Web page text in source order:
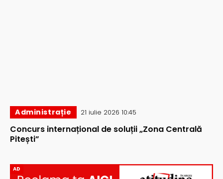
Administrație 21 iulie 2026 10:45
Concurs internațional de soluții „Zona Centrală
Pitești”
AD